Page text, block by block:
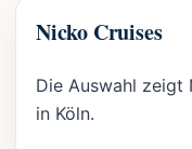
Nicko Cruises
Die Auswahl zeigt
in Köln.